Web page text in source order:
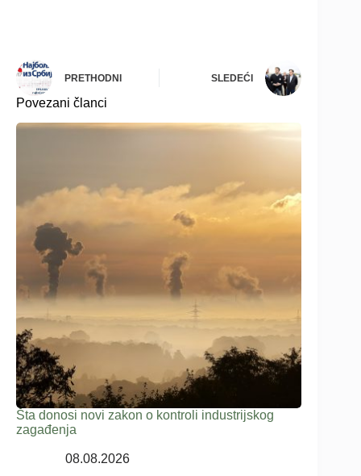
PRETHODNI SLEDEĆI
Povezani članci
Šta donosi novi zakon o kontroli industrijskog
zagađenja
08.08.2026